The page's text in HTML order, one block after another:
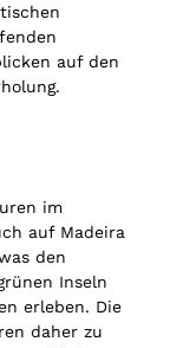
auf den
im
auf Madeira
den
Inseln
erleben. Die
daher zu